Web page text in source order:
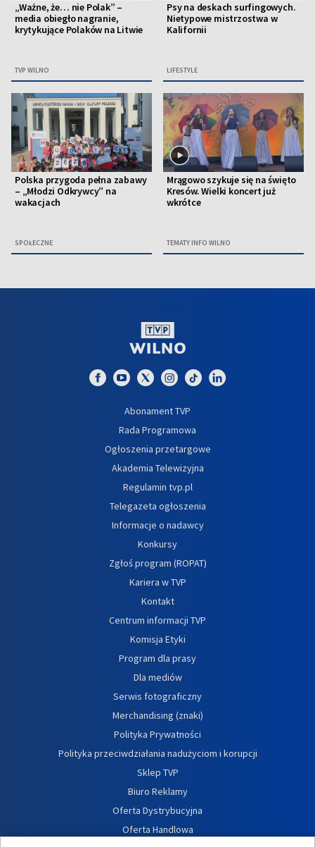
„Ważne, że… nie Polak” –
media obiegło nagranie,
krytykujące Polaków na Litwie
TVP WILNO
Psy na deskach surfingowych.
Nietypowe mistrzostwa w
Kalifornii
LIFESTYLE
Polska przygoda pełna zabawy
– „Młodzi Odkrywcy” na
wakacjach
SPOŁECZNE
Mrągowo szykuje się na święto
Kresów. Wielki koncert już
wkrótce
TEMATY INFO WILNO
Abonament TVP
Rada Programowa
Ogłoszenia przetargowe
Akademia Telewizyjna
Regulamin tvp.pl
Telegazeta ogłoszenia
Informacje o nadawcy
Konkursy
Zgłoś program (ROPAT)
Kariera w TVP
Kontakt
Centrum informacji TVP
Komisja Etyki
Program dla prasy
Dla mediów
Serwis fotograficzny
Merchandising (znaki)
Polityka Prywatności
Polityka przeciwdziałania nadużyciom i korupcji
Sklep TVP
Biuro Reklamy
Oferta Dystrybucyjna
Oferta Handlowa